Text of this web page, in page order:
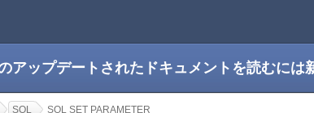
アップデートされたドキュメントを読むに
SQL SQL SET PARAMETER